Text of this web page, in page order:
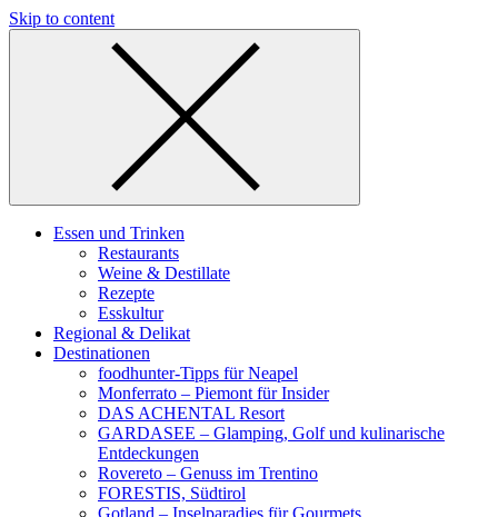
Skip to content
Essen und Trinken
Restaurants
Weine & Destillate
Rezepte
Esskultur
Regional & Delikat
Destinationen
foodhunter-Tipps für Neapel
Monferrato – Piemont für Insider
DAS ACHENTAL Resort
GARDASEE – Glamping, Golf und kulinarische
Entdeckungen
Rovereto – Genuss im Trentino
FORESTIS, Südtirol
Gotland – Inselparadies für Gourmets